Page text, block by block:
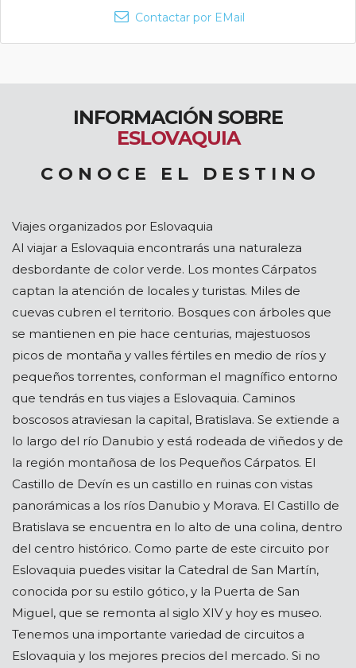
Contactar por EMail
INFORMACIÓN SOBRE
ESLOVAQUIA
C O N O C E E L D E S T I N O
Viajes organizados por Eslovaquia
Al viajar a Eslovaquia encontrarás una naturaleza
desbordante de color verde. Los montes Cárpatos
captan la atención de locales y turistas. Miles de
cuevas cubren el territorio. Bosques con árboles que
se mantienen en pie hace centurias, majestuosos
picos de montaña y valles fértiles en medio de ríos y
pequeños torrentes, conforman el magnífico entorno
que tendrás en tus viajes a Eslovaquia. Caminos
boscosos atraviesan la capital, Bratislava. Se extiende a
lo largo del río Danubio y está rodeada de viñedos y de
la región montañosa de los Pequeños Cárpatos. El
Castillo de Devín es un castillo en ruinas con vistas
panorámicas a los ríos Danubio y Morava. El Castillo de
Bratislava se encuentra en lo alto de una colina, dentro
del centro histórico. Como parte de este circuito por
Eslovaquia puedes visitar la Catedral de San Martín,
conocida por su estilo gótico, y la Puerta de San
Miguel, que se remonta al siglo XIV y hoy es museo.
Tenemos una importante variedad de circuitos a
Eslovaquia y los mejores precios del mercado. Si no